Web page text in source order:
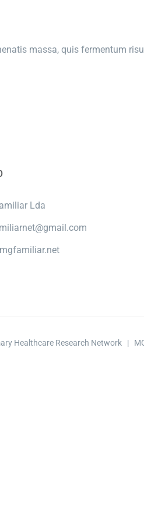
massa, quis fermentum
Lda
Healthcare Research Network |